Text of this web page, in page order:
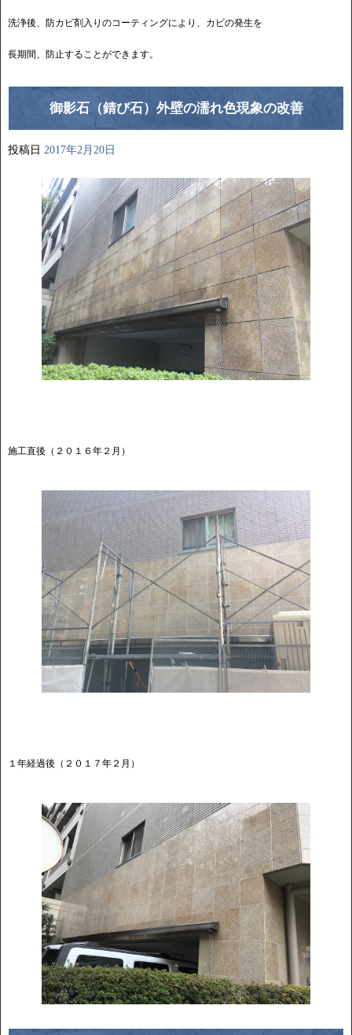
洗浄後、防カビ剤入りのコーティングにより、カビの発生を
長期間、防止することができます。
御影石（錆び石）外壁の濡れ色現象の改善
投稿日 2017年2月20日
施工直後（２０１６年２月）
１年経過後（２０１７年２月）